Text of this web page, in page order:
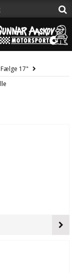
Fælge 17"